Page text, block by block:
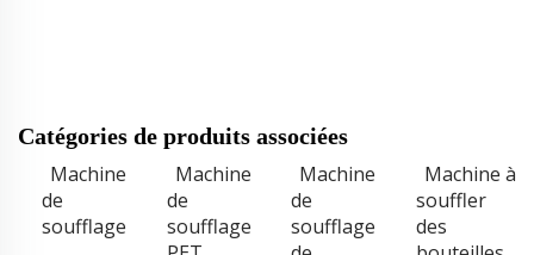
Catégories de produits associées
Machine
de
soufflage
Machine
de
soufflage
Machine
de
soufflage
Machine à
souffler
des